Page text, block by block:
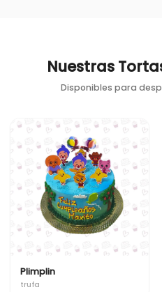
Nuestras
Disponibles para
Plimplin
trufa